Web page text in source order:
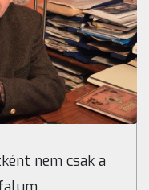
nem csak a